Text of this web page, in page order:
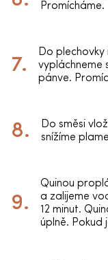
Promícháme.
Do
vypláchneme
pánve.
Do směsi
snížíme
Quinou
a zalijeme
12 minut.
úplně. Pokud